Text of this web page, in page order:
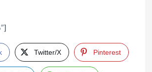
Twitter/X Pinterest